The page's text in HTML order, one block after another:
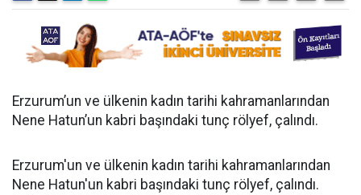
Erzurum’un ve ülkenin kadın tarihi kahramanlarından
Nene Hatun’un kabri başındaki tunç rölyef, çalındı.
Erzurum'un ve ülkenin kadın tarihi kahramanlarından
Nene Hatun'un kabri başındaki tunç rölyef, çalındı.